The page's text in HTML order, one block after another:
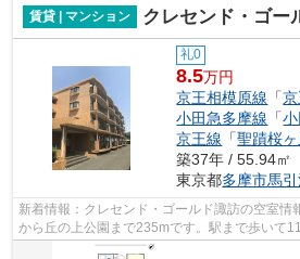
賃貸 | マンション クレセンド・ゴー
礼0
8.5万円
京王相模原線 「
小田急多摩線 「
京王線 「聖蹟桜ヶ
築37年 / 55.94㎡
東京都多摩市馬引
新着情報：クレセンド・ゴールド諏訪の空室情
から丘の上公園まで235mです。駅まで歩いて
物件です。こちらの物件はマンションで...